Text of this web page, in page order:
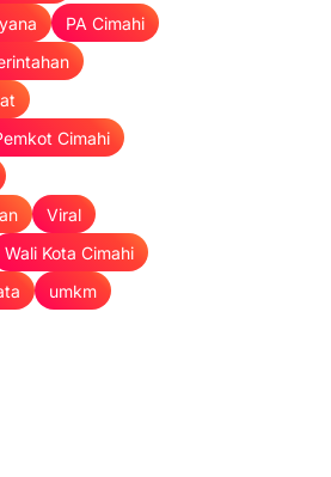
PA Cimahi
Cimahi
Viral
Wali Kota Cimahi
umkm